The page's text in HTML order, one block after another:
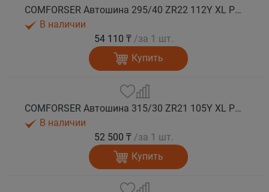
COMFORSER Автошина 295/40 ZR22 112Y XL PURESPEED лето
В наличии
54 110 ₸ /за 1 шт.
Купить
COMFORSER Автошина 315/30 ZR21 105Y XL PURESPEED лето
В наличии
52 500 ₸ /за 1 шт.
Купить